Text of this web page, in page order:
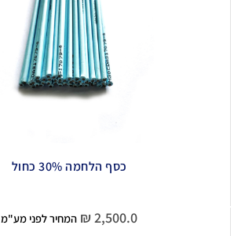
כסף הלחמה 30% כחול
₪ 2,500.0 המחיר לפני מע"מ